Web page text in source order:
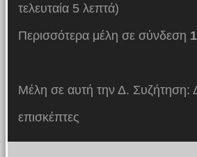
τελευταία 5 λεπτά)
Περισσότερα μέλη σε σύνδεση
Μέλη σε αυτή την Δ. Συζήτηση:
επισκέπτες